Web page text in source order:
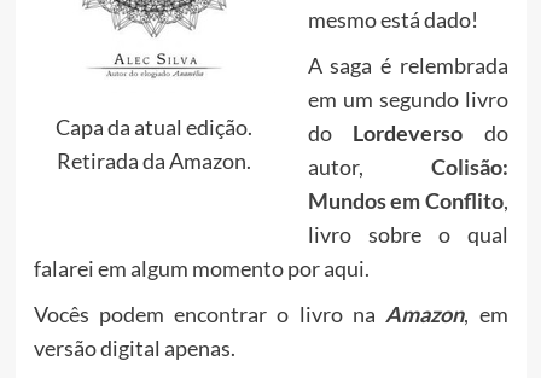
Capa da atual edição.
Retirada da Amazon.
mesmo está dado!
A saga é relembrada
em um segundo livro
do Lordeverso do
autor, Colisão:
Mundos em Conflito,
livro sobre o qual
falarei em algum momento por aqui.
Vocês podem encontrar o livro na Amazon, em
versão digital apenas.